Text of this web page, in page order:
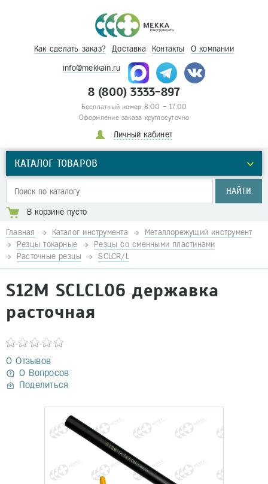
Как сделать заказ? Доставка Контакты О компании
info@mekkain.ru
8 (800) 3333-897
Бесплатный номер 8:00 – 17:00
Оформление заказа круглосуточно
Личный кабинет
КАТАЛОГ ТОВАРОВ
НАЙТИ
В корзине пусто
Главная Каталог инструмента
Металлорежущий инструмент
Резцы токарные
Резцы со сменными пластинами
Расточные резцы
SCLCR/L
S12M SCLCL06 державка
расточная
0 Отзывов
0 Вопросов
Поделиться